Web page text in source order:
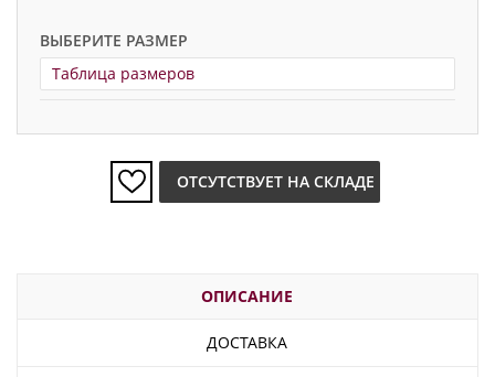
ВЫБЕРИТЕ РАЗМЕР
Таблица размеров
ОТСУТСТВУЕТ НА СКЛАДЕ
ОПИСАНИЕ
ДОСТАВКА